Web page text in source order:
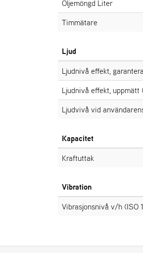
Oljemöngd Liter
Timmätare
Ljud
Ljudnivå effekt,
Ljudnivå effekt, uppmätt
Ljudvivå vid
Kapacitet
Kraftuttak
Vibration
Vibrasjonsnivå v/h (ISO